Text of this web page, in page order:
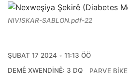
NIVISKAR-SABLON.pdf-22
ŞUBAT 17 2024
11:13 ÖÖ
DEMÊ XWENDINÊ: 3 DQ
PARVE BIKE